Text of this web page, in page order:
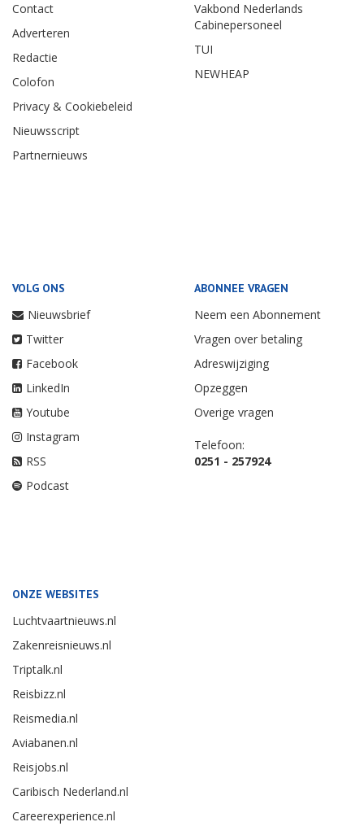
Contact
Adverteren
Redactie
Colofon
Privacy & Cookiebeleid
Nieuwsscript
Partnernieuws
Vakbond Nederlands
Cabinepersoneel
TUI
NEWHEAP
VOLG ONS
Nieuwsbrief
Twitter
Facebook
LinkedIn
Youtube
Instagram
RSS
Podcast
ABONNEE VRAGEN
Neem een Abonnement
Vragen over betaling
Adreswijziging
Opzeggen
Overige vragen
Telefoon:
0251 - 257924
ONZE WEBSITES
Luchtvaartnieuws.nl
Zakenreisnieuws.nl
Triptalk.nl
Reisbizz.nl
Reismedia.nl
Aviabanen.nl
Reisjobs.nl
Caribisch Nederland.nl
Careerexperience.nl